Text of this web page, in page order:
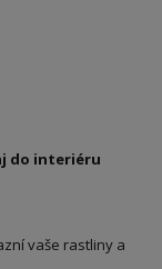
do interiéru
vaše rastliny a